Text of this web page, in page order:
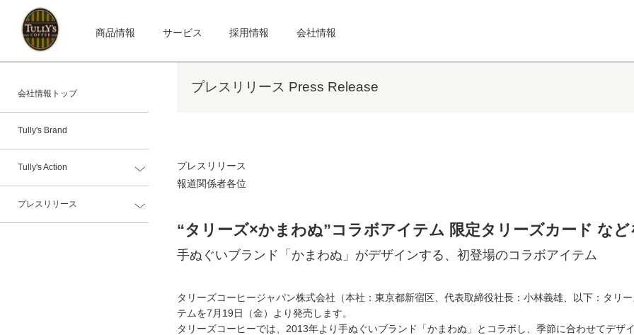
商品情報 サービス 採用情報 会社情報
会社情報トップ
Tully's Brand
Tully's Action
プレスリリース
プレスリリース Press Release
プレスリリース
報道関係者各位
“タリーズ×かまわぬ”コラボアイテム 限定タリーズカード な
手ぬぐいブランド「かまわぬ」がデザインする、初登場のコラボアイテム
タリーズコーヒージャパン株式会社（本社：東京都新宿区、代表取締役社長：小林義雄、以下：タリ
テムを7月19日（金）より発売します。
タリーズコーヒーでは、2013年より手ぬぐいブランド「かまわぬ」とコラボし、季節に合わせてデ